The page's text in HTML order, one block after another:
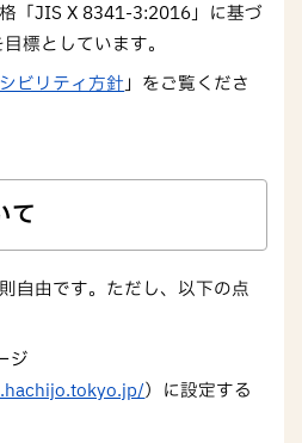
「JIS X 8341-3:2016」に基づ
標としています。
ビリティ方針」をご覧くださ
て
自由です。ただし、以下の点
ジ
）に設定する